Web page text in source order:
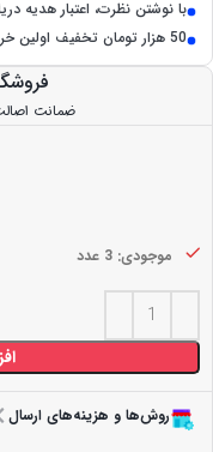
با نوشتن نظرت، اعتبار هدیه
50 هزار تومان تخفیف اولین خرید با کد TESLA
ضمانت
موجودی: 3 عدد
روش‌ها و هزینه‌های ارسال